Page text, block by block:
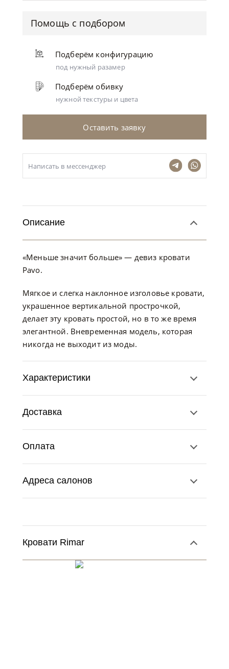
Помощь с подбором
Подберём конфигурацию
под нужный разамер
Подберём обивку
нужной текстуры и цвета
Оставить заявку
Написать в мессенджер
Описание
«Меньше значит больше» — девиз кровати
Pavo.
Мягкое и слегка наклонное изголовье кровати,
украшенное вертикальной прострочкой,
делает эту кровать простой, но в то же время
элегантной. Вневременная модель, которая
никогда не выходит из моды.
Характеристики
Доставка
Оплата
Адреса салонов
Кровати Rimar